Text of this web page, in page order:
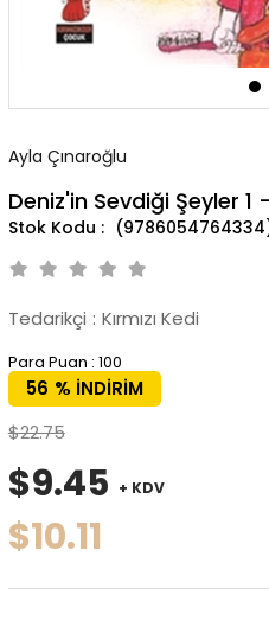
Ayla Çınaroğlu
Deniz'in Sevdiği Şeyler 1
Tedarikçi : Kırmızı Kedi
Para Puan : 100
%
56
İNDIRIM
$22.75
$9.45 + KDV
$10.11